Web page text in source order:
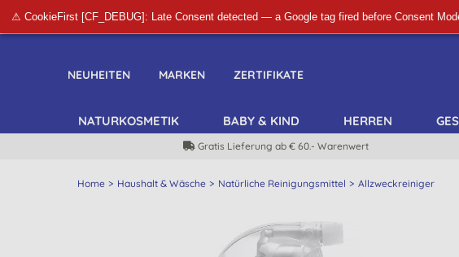
⚠ CookieFirst [CF_DEBUG]: Late Consent detected — a Google tag fired before Consent
NEUHEITEN MARKEN ZERTIFIKATE
NATURKOSMETIK BABY & KIND HERREN
Gratis Lieferung ab € 60.- Warenwert
Home Haushalt & Wäsche Natürliche Reinigungsmittel Allzweckreiniger